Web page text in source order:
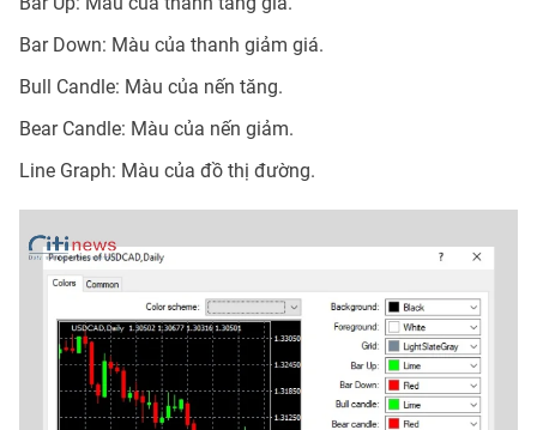
Bar Down: Màu của thanh giảm giá.
Bull Candle: Màu của nến tăng.
Bear Candle: Màu của nến giảm.
Line Graph: Màu của đồ thị đường.